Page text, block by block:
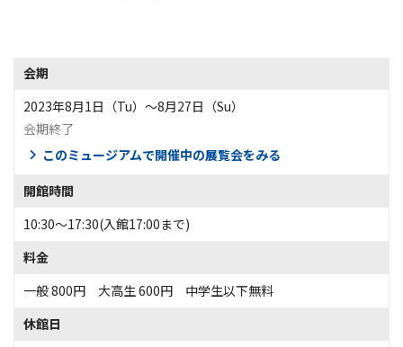
会期
2023年8月1日（Tu）〜8月27日（Su）
会期終了
このミュージアムで開催中の展覧会をみる
開館時間
10:30～17:30(入館17:00まで)
料金
一般 800円 大高生 600円 中学生以下無料
休館日